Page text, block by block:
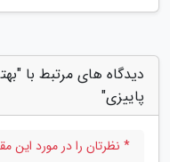
دیدگاه های مرتبط با
پاییزی"
* نظرتان را در مورد این